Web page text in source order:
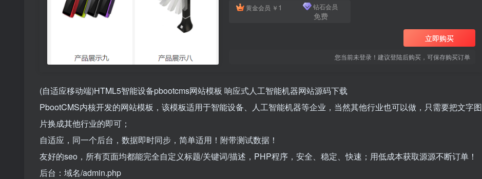
黄金会员 ￥ 1 钻石会员
免费
立即购买
您当前未登录！建议登陆后购买，可保存购买订单
(自适应移动端)HTML5智能设备pbootcms网站模板 响应式人工智能机器网站源码下载
PbootCMS内核开发的网站模板，该模板适用于智能设备、人工智能机器等企业，当然其他行业也可以做，只需要把文字图
片换成其他行业的即可；
自适应，同一个后台，数据即时同步，简单适用！附带测试数据！
友好的seo，所有页面均都能完全自定义标题/关键词/描述，PHP程序，安全、稳定、快速；用低成本获取源源不断订单！
后台：域名/admin.php